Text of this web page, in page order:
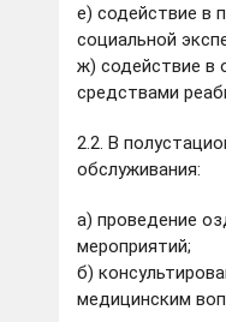
е) содействие в
социальной
ж) содействие в
средствами
2.2. В
обслуживания:
а) проведение
мероприятий;
б)
медицинским